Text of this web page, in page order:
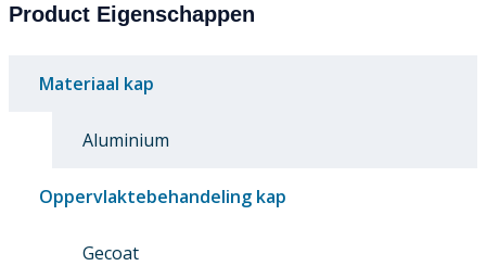
Product Eigenschappen
Materiaal kap
Aluminium
Oppervlaktebehandeling kap
Gecoat